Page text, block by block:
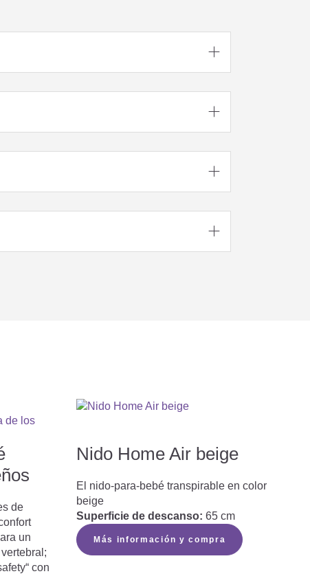




de
un
con
Nido Home Air beige
El nido-para-bebé transpirable en color
beige
Superficie de descanso: 65 cm
Más información y compra